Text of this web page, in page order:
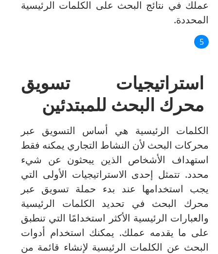
عملك في نتائج البحث على الكلمات الرئيسية
المحددة.
استراتيجيات تسويق
محرك البحث للمبتدئين
الكلمات الرئيسية هي أساس التسويق عبر
محركات البحث لأن النشاط التجاري يمكنه فقط
استهداف الأشخاص الذين يبحثون عن شيء
محدد. تتمثل إحدى الاستراتيجيات الأولى التي
يجب استخدامها عند بدء حملة تسويق عبر
محرك البحث في تحديد الكلمات الرئيسية
والعبارات الرئيسية الأكثر استخدامًا التي تنطبق
على ما يقدمه عملك. يمكنك استخدام أدوات
البحث عن الكلمات الرئيسية لإنشاء قائمة من